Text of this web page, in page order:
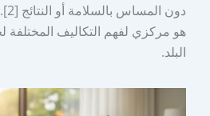
هو مركزي لفهم التكاليف
البلد.